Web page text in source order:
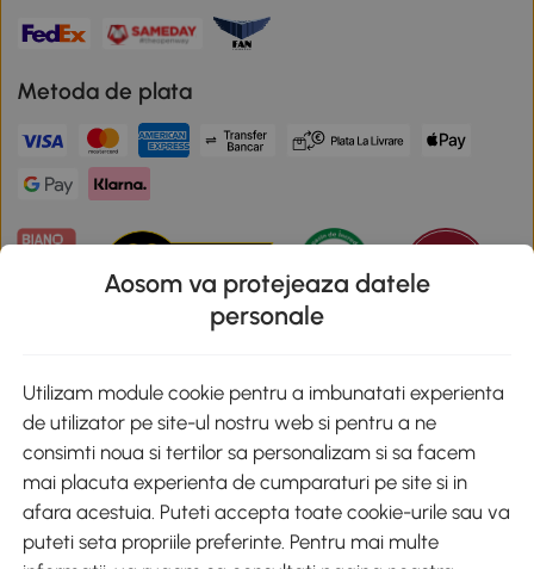
Metoda de plata
Descarca aplicatia Aosom
Google Play
+40 312294730 clienti@aosom.ro
Aosom va protejeaza datele
personale
Utilizam module cookie pentru a imbunatati experienta
de utilizator pe site-ul nostru web si pentru a ne
consimti noua si tertilor sa personalizam si sa facem
mai placuta experienta de cumparaturi pe site si in
afara acestuia. Puteti accepta toate cookie-urile sau va
puteti seta propriile preferinte. Pentru mai multe